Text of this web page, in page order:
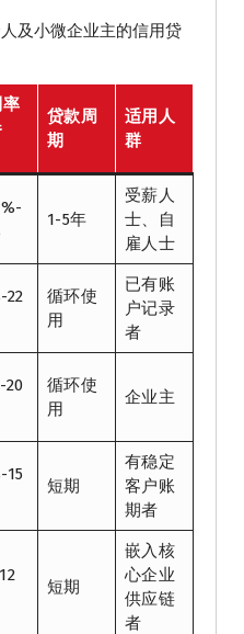
及小微企业主的信用贷
贷款周
期
适用人
群
1-5年
受薪人
士、自
雇人士
22
循环使
用
已有账
户记录
者
20
循环使
用
企业主
15
短期
有稳定
客户账
期者
短期
嵌入核
心企业
供应链
者